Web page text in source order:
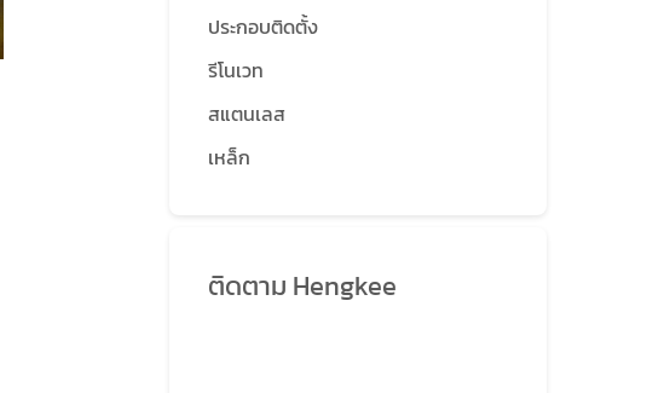
ประกอบติดตั้ง
รีโนเวท
สแตนเลส
เหล็ก
ติดตาม Hengkee